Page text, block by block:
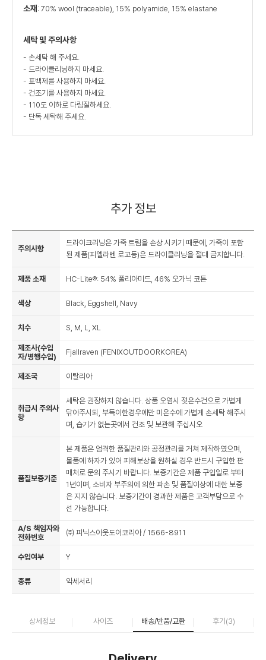
소재 : 70% wool (traceable), 15% polyamide, 15% elastane
세탁 및 주의사항
- 손세탁 해 주세요.
- 드라이클리닝하지 마세요.
- 표백제를 사용하지 마세요.
- 건조기를 사용하지 마세요.
- 110도 이하로 다림질하세요.
- 단독 세탁해 주세요.
추가 정보
주의사항
드라이크리닝은 가죽 트림을 손상 시키기 때문에, 가죽이 포함
된 제품(피엘라벤 로고등)은 드라이클리닝을 절대 금지합니다.
제품 소재 HC-Lite®: 54% 폴리아미드, 46% 오가닉 코튼
색상 Black, Eggshell, Navy
치수 S, M, L, XL
제조사(수입
자/병행수입)
Fjallraven (FENIXOUTDOORKOREA)
제조국 이탈리아
취급시 주의사
항
세탁은 권장하지 않습니다. 상품 오염시 젖은수건으로 가볍게
닦아주시되, 부득이한경우에만 미온수에 가볍게 손세탁 해주시
며, 습기가 없는곳에서 건조 및 보관해 주십시오
품질보증기준
본 제품은 엄격한 품질관리와 공정관리를 거쳐 제작하였으며,
물품에 하자가 있어 피해보상을 원하실 경우 반드시 구입한 판
매처로 문의 주시기 바랍니다. 보증기간은 제품 구입일로 부터
1년이며, 소비자 부주의에 의한 파손 및 품질이상에 대한 보증
은 지지 않습니다. 보증기간이 경과한 제품은 고객부담으로 수
선 가능합니다.
A/S 책임자와
전화번호
㈜ 피닉스아웃도어코리아 / 1566-8911
수입여부 Y
종류 악세서리
상세정보 사이즈 배송/반품/교환 후기(3)